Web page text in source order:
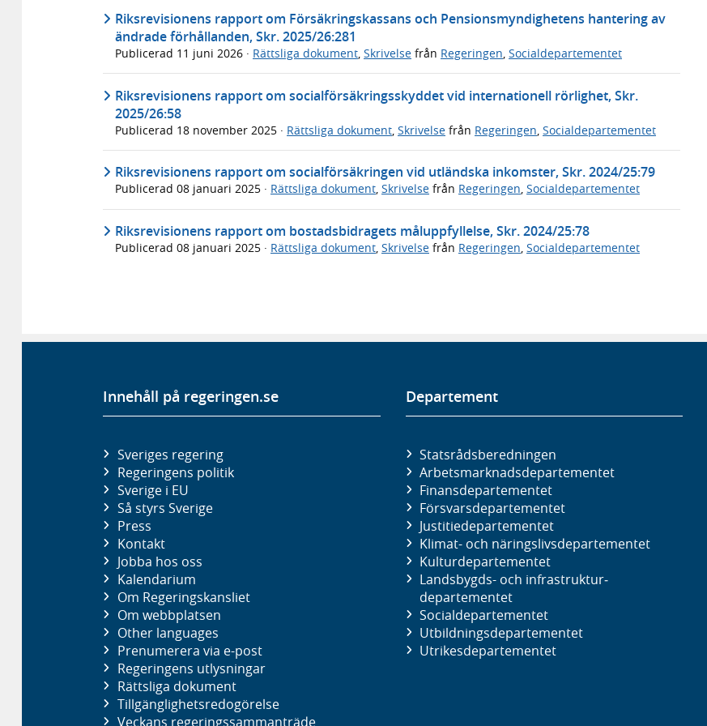
Riksrevisionens rapport om Försäkringskassans och Pensionsmyndighetens hantering av
ändrade förhållanden, Skr. 2025/26:281
Publicerad 11 juni 2026 · Rättsliga dokument, Skrivelse från Regeringen, Socialdepartementet
Riksrevisionens rapport om socialförsäkringsskyddet vid internationell rörlighet, Skr.
2025/26:58
Publicerad 18 november 2025 · Rättsliga dokument Skrivelse från Regeringen Socialdepartementet
Riksrevisionens rapport om socialförsäkringen vid utländska inkomster, Skr. 2024/25:79
Publicerad 08 januari 2025 · Rättsliga dokument, Skrivelse från Regeringen, Socialdepartementet
Riksrevisionens rapport om bostadsbidragets måluppfyllelse, Skr. 2024/25:78
Publicerad 08 januari 2025 · Rättsliga dokument, Skrivelse från Regeringen, Socialdepartementet
Innehåll på regeringen.se
Sveriges regering
Regeringens politik
Sverige i EU
Så styrs Sverige
Press
Kontakt
Jobba hos oss
Kalendarium
Om Regeringskansliet
Om webbplatsen
Other languages
Prenumerera via e-post
Regeringens utlysningar
Rättsliga dokument
Tillgänglighetsredogörelse
Veckans regeringssammanträde
Departement
Statsrådsberedningen
Arbetsmarknads­departementet
Finans­departementet
Försvars­departementet
Justitie­departementet
Klimat- och näringslivs­departementet
Kultur­departementet
Landsbygds- och infrastruktur­
departementet
Social­departementet
Utbildnings­departementet
Utrikes­departementet